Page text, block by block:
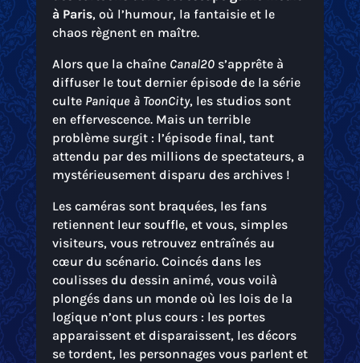
à Paris, où l’humour, la fantaisie et le
chaos règnent en maître.
Alors que la chaîne Canal20s’apprête à
diffuser le tout dernier épisode de la série
culte Panique à ToonCity, les studios sont
en effervescence. Mais un terrible
problème surgit : l’épisode final, tant
attendu par des millions de spectateurs, a
mystérieusement disparu des archives !
Les caméras sont braquées, les fans
retiennent leur souffle, et vous, simples
visiteurs, vous retrouvez entraînés au
cœur du scénario. Coincés dans les
coulisses du dessin animé, vous voilà
plongés dans un monde où les lois de la
logique n’ont plus cours : les portes
apparaissent et disparaissent, les décors
se tordent, les personnages vous parlent et